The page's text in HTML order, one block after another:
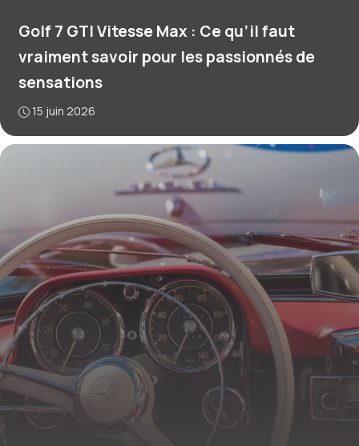
Golf 7 GTI Vitesse Max : Ce qu’il faut
vraiment savoir pour les passionnés de
sensations
15 juin 2026